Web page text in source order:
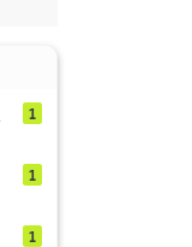
1
1
1